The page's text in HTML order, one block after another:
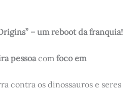
– um reboot da franquia!
pessoa comfoco em
contra os dinossauros e seres